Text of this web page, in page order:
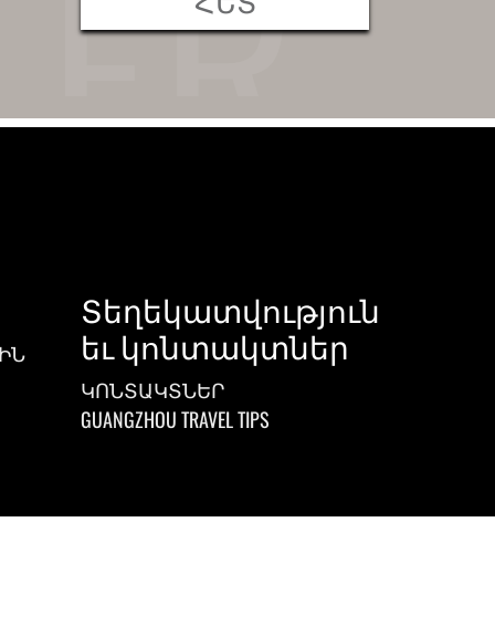
Տեղեկատվություն
եւ կոնտակտներ
ԿՈՆՏԱԿՏՆԵՐ
GUANGZHOU TRAVEL TIPS